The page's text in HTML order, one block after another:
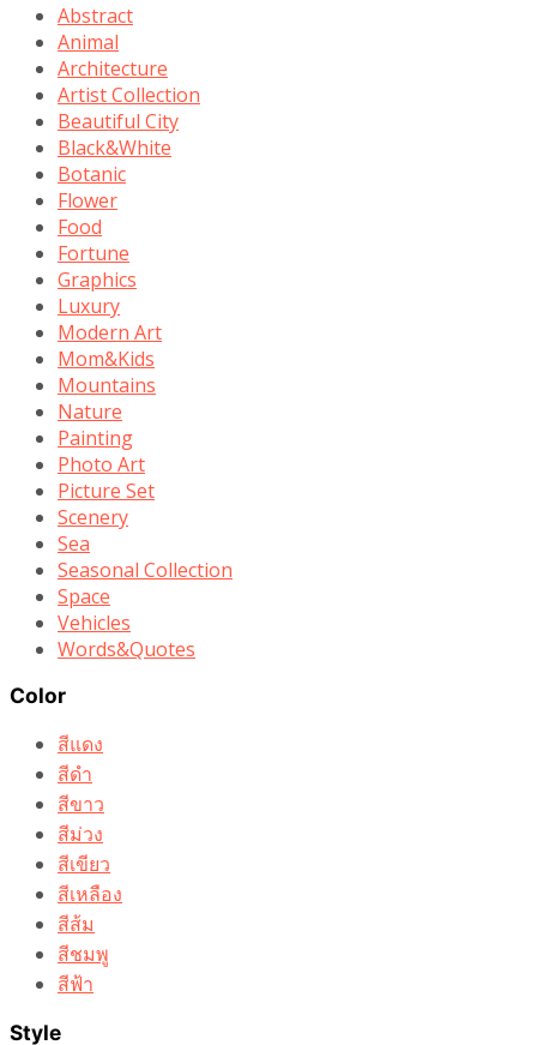
Abstract
Animal
Architecture
Artist Collection
Beautiful City
Black&White
Botanic
Flower
Food
Fortune
Graphics
Luxury
Modern Art
Mom&Kids
Mountains
Nature
Painting
Photo Art
Picture Set
Scenery
Sea
Seasonal Collection
Space
Vehicles
Words&Quotes
Color
สีแดง
สีดำ
สีขาว
สีม่วง
สีเขียว
สีเหลือง
สีส้ม
สีชมพู
สีฟ้า
Style